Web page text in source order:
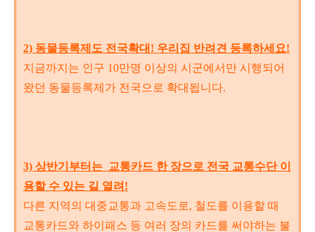
2) 동물등록제도 전국확대! 우리집 반려견 등록하세요!
지금까지는 인구 10만명 이상의 시군에서만 시행되어
왔던 동물등록제가 전국으로 확대됩니다.
3) 상반기부터는 교통카드 한 장으로 전국 교통수단 이
용할 수 있는 길 열려!
다른 지역의 대중교통과 고속도로, 철도를 이용할 때
교통카드와 하이패스 등 여러 장의 카드를 써야하는 불